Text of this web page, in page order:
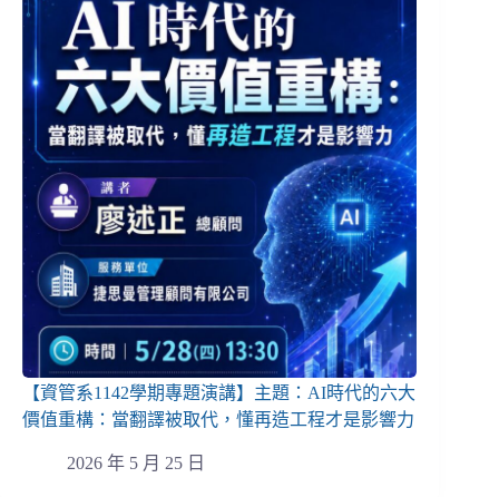
【資管系1142學期專題演講】主題：AI時代的六大
價值重構：當翻譯被取代，懂再造工程才是影響力
2026 年 5 月 25 日